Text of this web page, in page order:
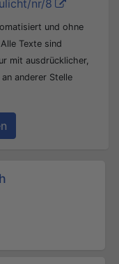
nr/8
und ohne
Texte sind
mit ausdrücklicher,
anderer Stelle